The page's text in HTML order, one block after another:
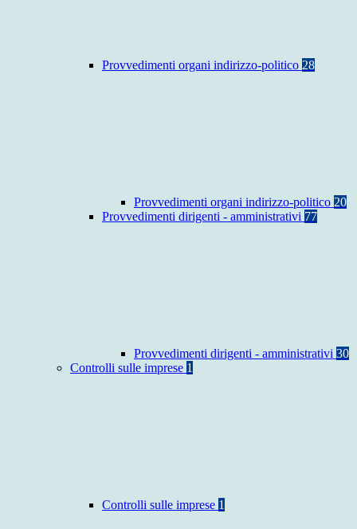
Provvedimenti organi indirizzo-politico 28
Provvedimenti organi indirizzo-politico 20
Provvedimenti dirigenti - amministrativi 77
Provvedimenti dirigenti - amministrativi 30
Controlli sulle imprese 1
Controlli sulle imprese 1